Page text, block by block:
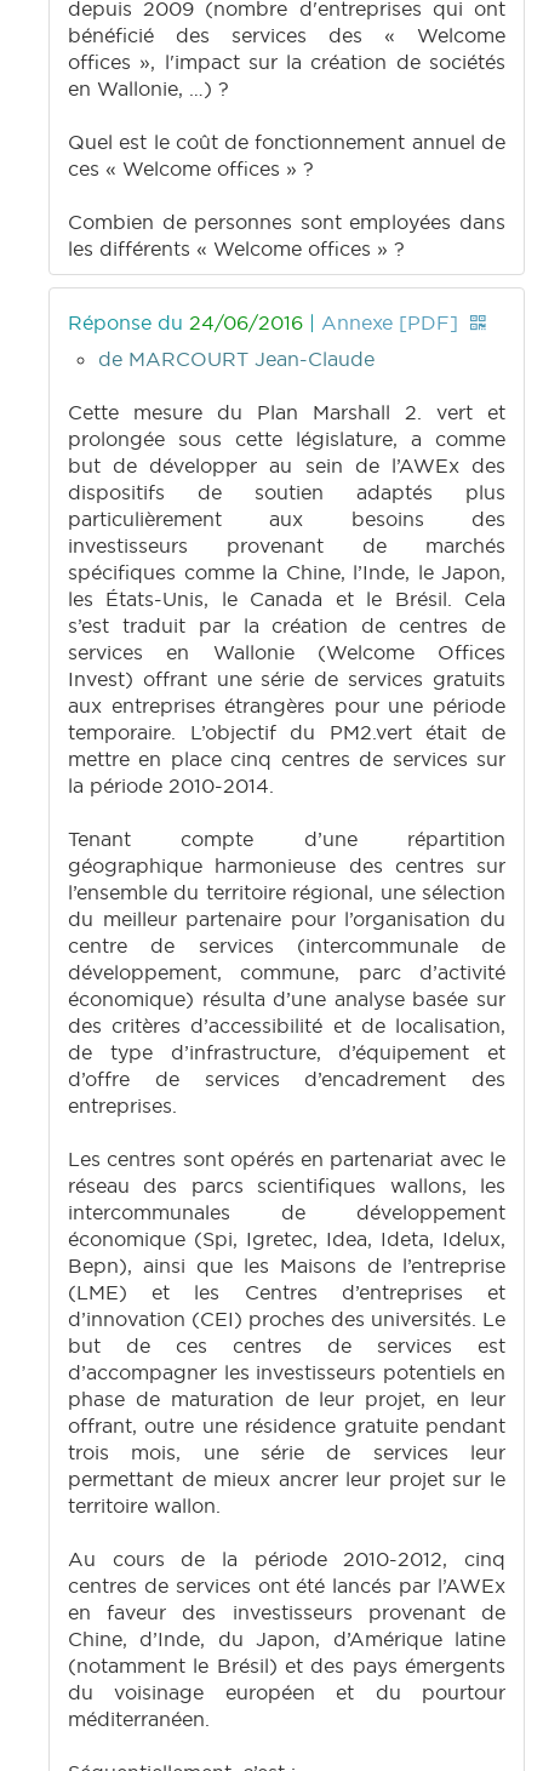
depuis 2009 (nombre d'entreprises qui ont
bénéficié des services des « Welcome
offices », l'impact sur la création de sociétés
en Wallonie, …) ?
Quel est le coût de fonctionnement annuel de
ces « Welcome offices » ?
Combien de personnes sont employées dans
les différents « Welcome offices » ?
Réponse du 24/06/2016 | Annexe [PDF]
de MARCOURT Jean-Claude
Cette mesure du Plan Marshall 2. vert et
prolongée sous cette législature, a comme
but de développer au sein de l’AWEx des
dispositifs de soutien adaptés plus
particulièrement aux besoins des
investisseurs provenant de marchés
spécifiques comme la Chine, l’Inde, le Japon,
les États-Unis, le Canada et le Brésil. Cela
s’est traduit par la création de centres de
services en Wallonie (Welcome Offices
Invest) offrant une série de services gratuits
aux entreprises étrangères pour une période
temporaire. L’objectif du PM2.vert était de
mettre en place cinq centres de services sur
la période 2010-2014.
Tenant compte d’une répartition
géographique harmonieuse des centres sur
l’ensemble du territoire régional, une sélection
du meilleur partenaire pour l’organisation du
centre de services (intercommunale de
développement, commune, parc d’activité
économique) résulta d’une analyse basée sur
des critères d’accessibilité et de localisation,
de type d’infrastructure, d’équipement et
d’offre de services d’encadrement des
entreprises.
Les centres sont opérés en partenariat avec le
réseau des parcs scientifiques wallons, les
intercommunales de développement
économique (Spi, Igretec, Idea, Ideta, Idelux,
Bepn), ainsi que les Maisons de l’entreprise
(LME) et les Centres d’entreprises et
d’innovation (CEI) proches des universités. Le
but de ces centres de services est
d’accompagner les investisseurs potentiels en
phase de maturation de leur projet, en leur
offrant, outre une résidence gratuite pendant
trois mois, une série de services leur
permettant de mieux ancrer leur projet sur le
territoire wallon.
Au cours de la période 2010-2012, cinq
centres de services ont été lancés par l’AWEx
en faveur des investisseurs provenant de
Chine, d’Inde, du Japon, d’Amérique latine
(notamment le Brésil) et des pays émergents
du voisinage européen et du pourtour
méditerranéen.